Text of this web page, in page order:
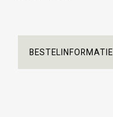
BESTELINFORMATIE